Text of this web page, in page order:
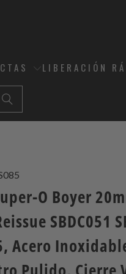
LIBERACIÓN
O Boyer
SBDC051
Acero